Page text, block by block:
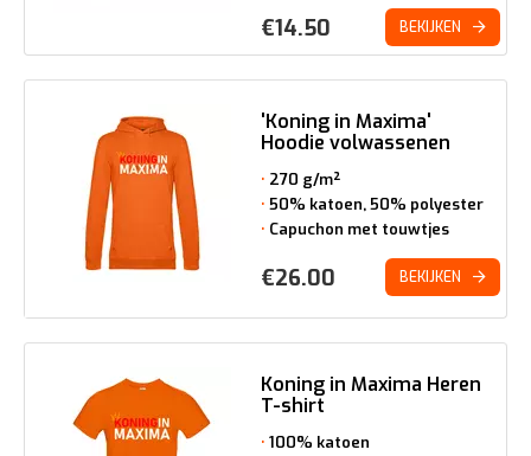
€14.50 BEKIJKEN
'Koning in Maxima'
Hoodie volwassenen
270 g/m²
50% katoen, 50% polyester
Capuchon met touwtjes
€26.00 BEKIJKEN
Koning in Maxima Heren
T-shirt
100% katoen